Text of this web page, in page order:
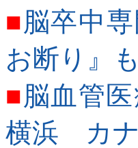
■脳卒中
お断り』
■脳血管
横浜 カナ